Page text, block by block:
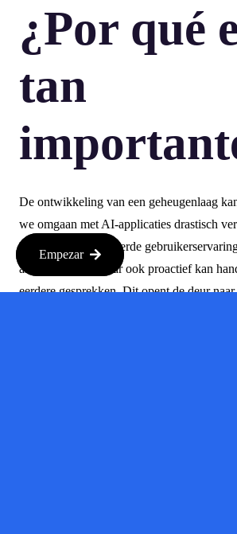
¿Por qué
tan
De ontwikkeling van een geheugenlaag
we omgaan met AI-applicaties drastisch
leiden tot een verbeterde
alleen reageert, maar ook proactief kan
eerdere gesprekken. Dit opent de deur
Empezar